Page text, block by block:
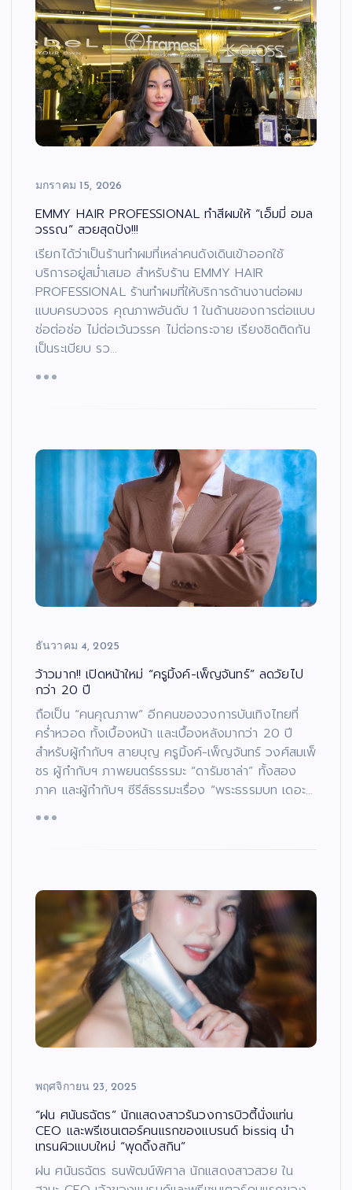
มกราคม 15, 2026
EMMY HAIR PROFESSIONAL ทำสีผมให้ “เอ็มมี่ อมล
วรรณ” สวยสุดปัง!!!
เรียกได้ว่าเป็นร้านทำผมที่เหล่าคนดังเดินเข้าออกใช้
บริการอยู่สม่ำเสมอ สำหรับร้าน EMMY HAIR
PROFESSIONAL ร้านทำผมที่ให้บริการด้านงานต่อผม
แบบครบวงจร คุณภาพอันดับ 1 ในด้านของการต่อแบบ
ช่อต่อช่อ ไม่ต่อเว้นวรรค ไม่ต่อกระจาย เรียงชิดติดกัน
เป็นระเบียบ รว…
ธันวาคม 4, 2025
ว้าวมาก!! เปิดหน้าใหม่ “ครูมิ้งค์-เพ็ญจันทร์” ลดวัยไป
กว่า 20 ปี
ถือเป็น “คนคุณภาพ” อีกคนของวงการบันเทิงไทยที่
คร่ำหวอด ทั้งเบื้องหน้า และเบื้องหลังมากว่า 20 ปี
สำหรับผู้กำกับฯ สายบุญ ครูมิ้งค์-เพ็ญจันทร์ วงศ์สมเพ็
ชร ผู้กำกับฯ ภาพยนตร์ธรรมะ “ดารัมซาล่า” ทั้งสอง
ภาค และผู้กำกับฯ ซีรีส์ธรรมะเรื่อง “พระธรรมบท เดอะ…
พฤศจิกายน 23, 2025
“ฝน ศนันธฉัตร” นักแสดงสาวรันวงการบิวตี้นั่งแท่น
CEO และพรีเซนเตอร์คนแรกของแบรนด์ bissiq นำ
เทรนผิวแบบใหม่ “พุดดิ้งสกิน”
ฝน ศนันธฉัตร ธนพัฒน์พิศาล นักแสดงสาวสวย ใน